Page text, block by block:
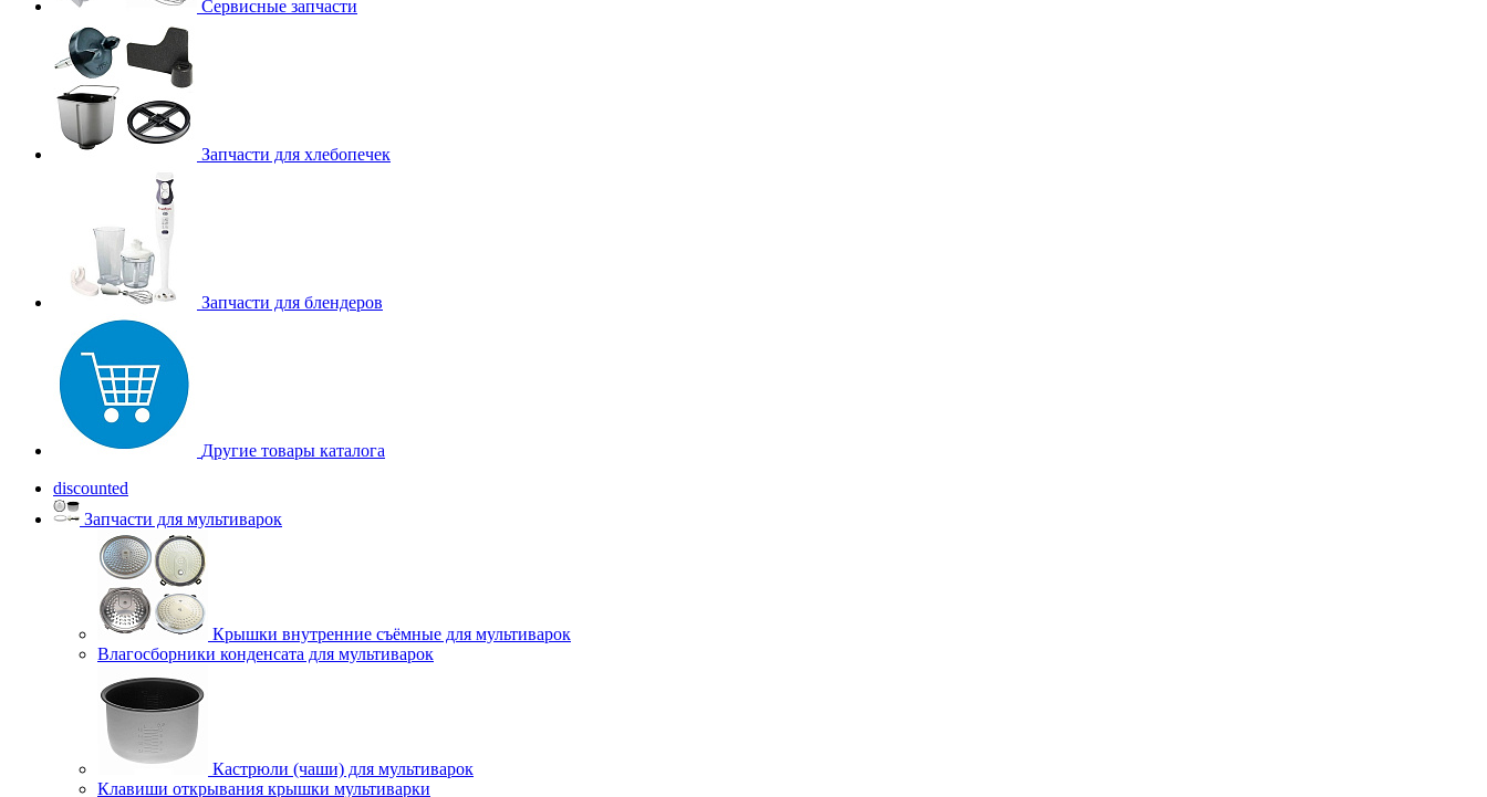
Сервисные запчасти
Запчасти для хлебопечек
Запчасти для блендеров
Другие товары каталога
discounted
Запчасти для мультиварок
Крышки внутренние съёмные для мультиварок
Влагосборники конденсата для мультиварок
Кастрюли (чаши) для мультиварок
Клавиши открывания крышки мультиварки